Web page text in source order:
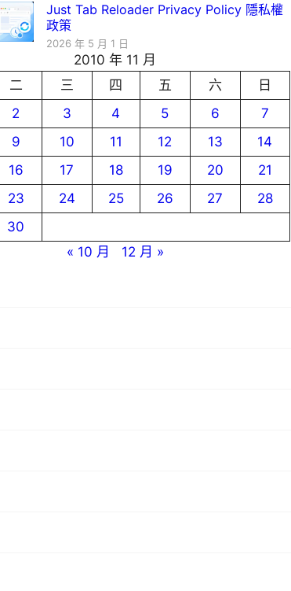
Just Tab Reloader Privacy Policy 隱私權
政策
2026 年 5 月 1 日
2010 年 11 月
二 三 四 五 六
日
2 3 4 5 6
7
9 10 11 12 13
14
16 17 18 19 20
21
23 24 25 26 27
28
30
« 10 月
12 月 »